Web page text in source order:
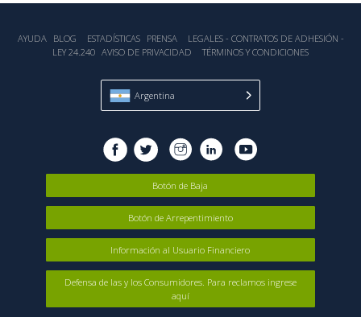
AYUDA BLOG ESTADÍSTICA‎S PRENSA
LEGALES - CONTRATOS DE ADHESIÓN -
LEY 24.240 AVISO DE PRIVACIDAD TÉRMINOS Y CONDICIONES
Argentina
Botón de Baja
Botón de Arrepentimiento
Información al Usuario Financiero
Defensa de las y los Consumidores. Para reclamos ingrese
aquí